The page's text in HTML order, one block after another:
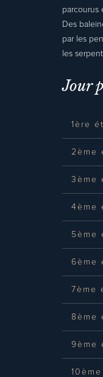
parcourus
Des
par les
les
Jour
1ère
2ème
3ème
4ème
5ème
6ème
7ème
8ème
9ème